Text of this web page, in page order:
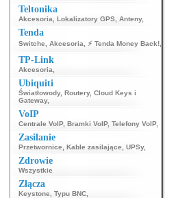
Teltonika
Akcesoria Lokalizatory GPS Anteny,
Tenda
Switche Akcesoria ⚡ Tenda Money Back!
TP-Link
Akcesoria
Ubiquiti
Światłowody, Routery, Cloud Keys i
Gateway,
VoIP
Centrale VoIP, Bramki VoIP, Telefony VoIP,
Zasilanie
Przetwornice Kable zasilające UPSy,
Zdrowie
Wszystkie
Złącza
Keystone Typu BNC